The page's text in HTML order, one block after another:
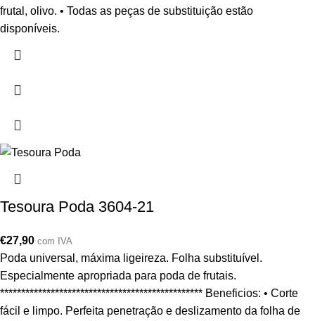
frutal, olivo. • Todas as peças de substituição estão
disponíveis.
Tesoura Poda 3604-21
€27,90 com IVA
Poda universal, máxima ligeireza. Folha substituível.
Especialmente apropriada para poda de frutais.
************************************************ Beneficios: • Corte
fácil e limpo. Perfeita penetração e deslizamento da folha de